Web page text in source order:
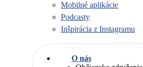
Mobilné aplikácie
Podcasty
Inšpirácia z Instagramu
O nás